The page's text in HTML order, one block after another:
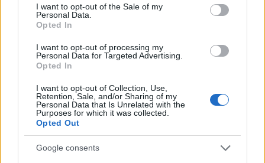
consent section.
I want to opt-out of the Sale of my
Personal Data.
Opted In
I want to opt-out of processing my
Personal Data for Targeted Advertising.
Opted In
I want to opt-out of Collection, Use,
Retention, Sale, and/or Sharing of my
Personal Data that Is Unrelated with the
Purposes for which it was collected.
Opted Out
Google consents